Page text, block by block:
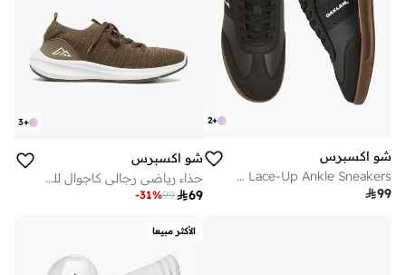
+
2
شو اكسبرس
Men Lace-Up Ankle Sneakers
99
+
3
شو اكسبرس
حذاء رياضي رجالي كاجوال للجري
69
99
-31%
الأكثر مبيعا